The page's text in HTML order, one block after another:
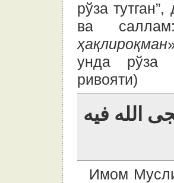
рўза
ва
ҳақлироқман
унда рўза
ривояти)
الله فيه
Имом